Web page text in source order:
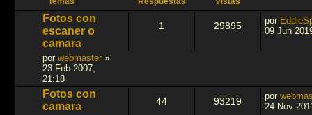
Fotos con
escaner o
camara
por webmaster »
23 Feb 2007,
21:18
1 29895 por
09 Jun
Fotos con
camara
44 93219 por
24 Nov